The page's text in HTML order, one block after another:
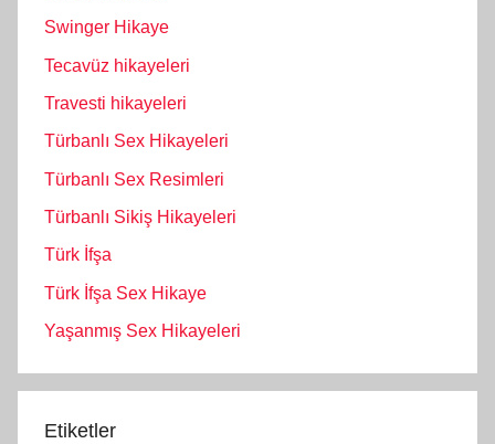
Swinger Hikaye
Tecavüz hikayeleri
Travesti hikayeleri
Türbanlı Sex Hikayeleri
Türbanlı Sex Resimleri
Türbanlı Sikiş Hikayeleri
Türk İfşa
Türk İfşa Sex Hikaye
Yaşanmış Sex Hikayeleri
Etiketler